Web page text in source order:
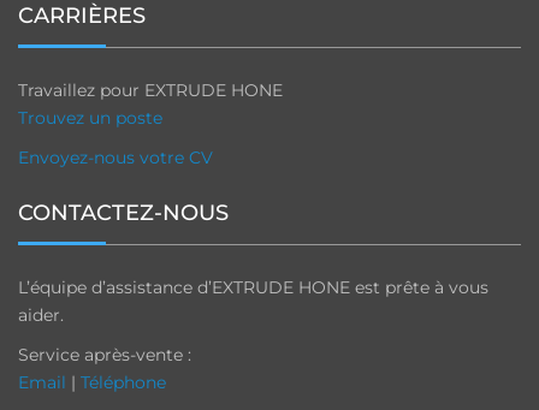
CARRIÈRES
Travaillez pour EXTRUDE HONE
Trouvez un poste
Envoyez-nous votre CV
CONTACTEZ-NOUS
L’équipe d’assistance d’EXTRUDE HONE est prête à vous
aider.
Service après-vente :
Email | Téléphone